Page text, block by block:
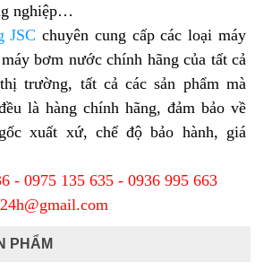
nghiệp…
JSC chuyên cung cấp các loại máy
bơm nước chính hãng của tất cả
trường, tất cả các sản phẩm mà
là hàng chính hãng, đảm bảo về
xuất xứ, chế độ bảo hành, giá
- 0975 135 635 - 0936 995 663
PHẨM